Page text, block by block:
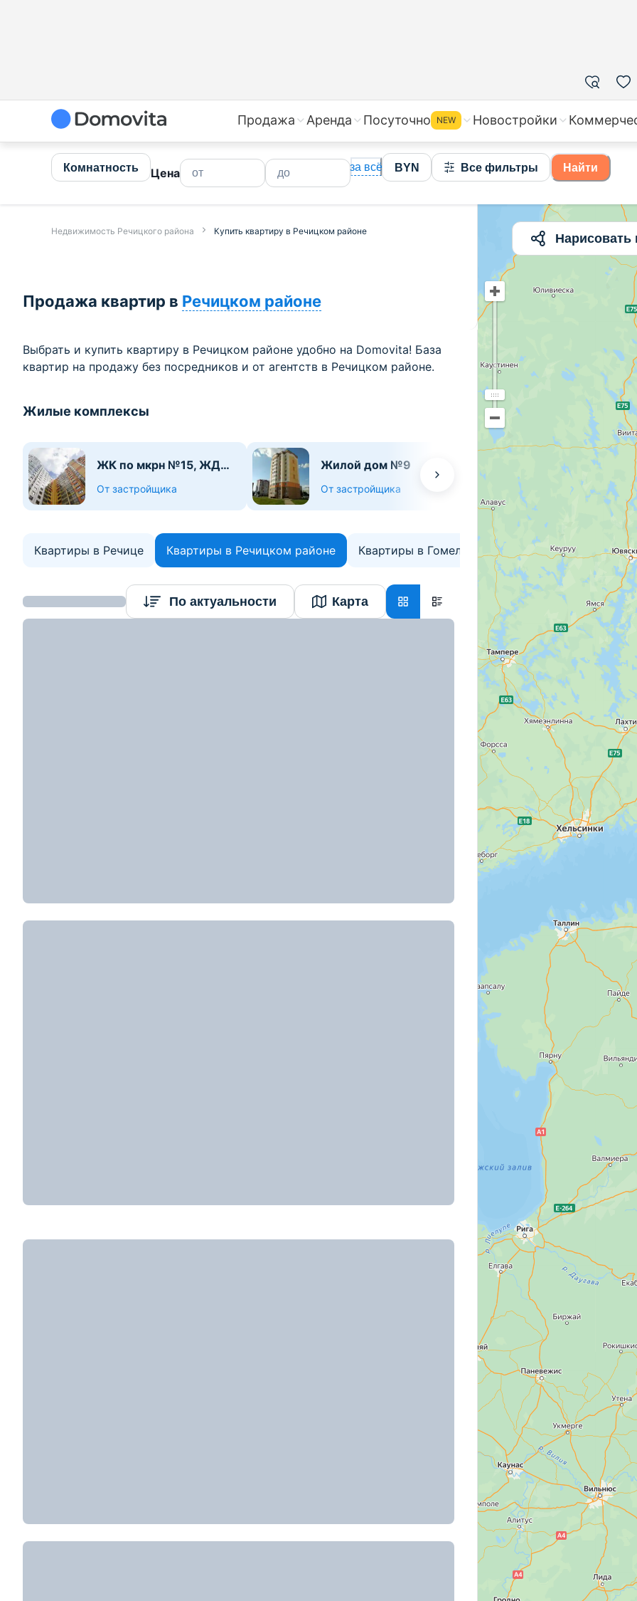
Продажа Аренда Посуточно NEW Новостройки
Комнатность Цена за всё BYN Все фильтры Найти
Недвижимость Речицкого района Купить квартиру в Речицком районе
Продажа квартир в Речицком районе
Выбрать и купить квартиру в Речицком районе удобно на Domovita! База
квартир на продажу без посредников и от агентств в Речицком районе.
Жилые комплексы
ЖК по мкрн №15, ЖД
От застройщика
Жилой дом №9
От застройщика
Квартиры в Речице Квартиры в Речицком районе Квартиры в Гомельской области
По актуальности Карта
Нарисовать